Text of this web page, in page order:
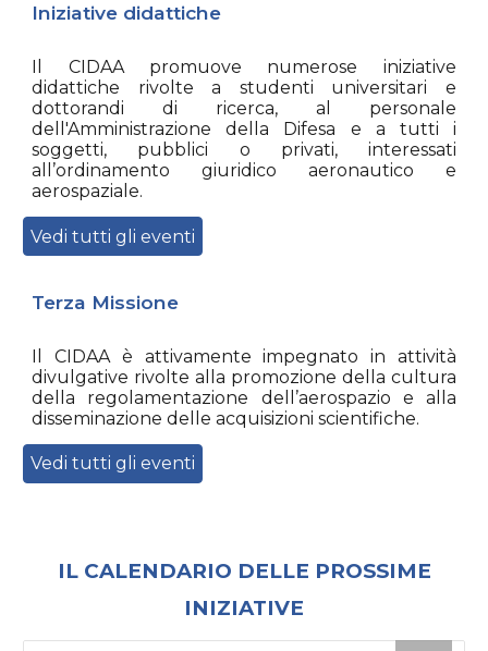
Iniziative didattiche
CIDAA promuove numerose iniziative
didattiche rivolte a studenti universitari e
dottorandi di ricerca, al personale
dell'Amministrazione della
Difesa
e a tutti i
soggetti, pubblici o privati,interessati
all’ordinamento giuridico aeronautico e
aerospaziale.
Vedi tutti gli eventi
Terza Missione
IlCIDAA è attivamente impegnato in attività
divulgative rivolte alla promozione della cultura
della regolamentazione dell’aerospazio e alla
disseminazione delle acquisizioni scientifiche.
Vedi tutti gli eventi
IL CALENDARIO DELLE PROSSIME
INIZIATIVE